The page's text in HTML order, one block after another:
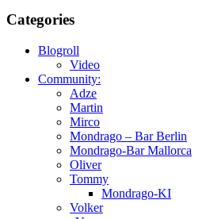
Categories
Blogroll
Video
Community:
Adze
Martin
Mirco
Mondrago – Bar Berlin
Mondrago-Bar Mallorca
Oliver
Tommy
Mondrago-KI
Volker